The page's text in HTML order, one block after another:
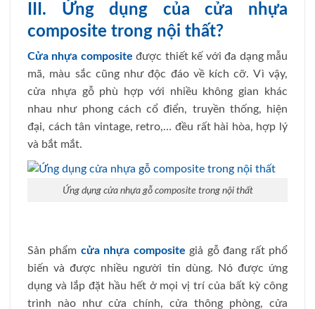
III. Ứng dụng của cửa nhựa
composite trong nội thất?
Cửa nhựa composite được thiết kế với đa dạng mẫu
mã, màu sắc cũng như độc đáo về kích cỡ. Vì vậy,
cửa nhựa gỗ phù hợp với nhiều không gian khác
nhau như phong cách cổ điển, truyền thống, hiện
đại, cách tân vintage, retro,… đều rất hài hòa, hợp lý
và bắt mắt.
Ứng dụng cửa nhựa gỗ composite trong nội thất
Sản phẩm cửa nhựa composite giả gỗ đang rất phổ
biến và được nhiều người tin dùng. Nó được ứng
dụng và lắp đặt hầu hết ở mọi vị trí của bất kỳ công
trình nào như cửa chính, cửa thông phòng, cửa